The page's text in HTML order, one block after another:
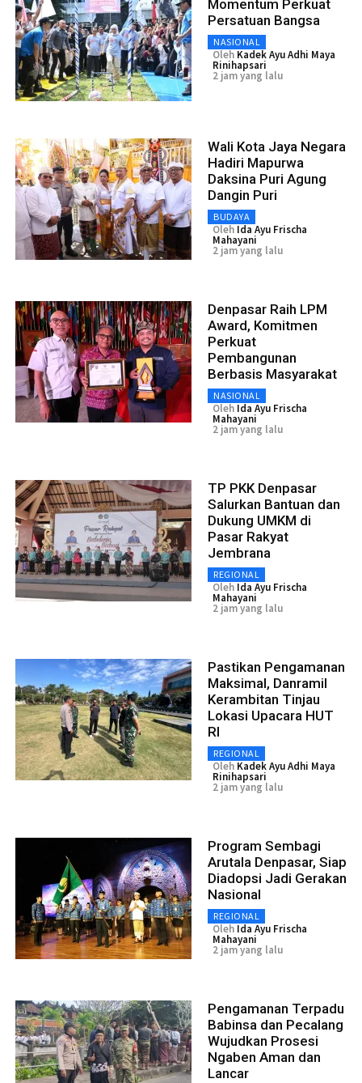
Momentum Perkuat
Persatuan Bangsa
NASIONAL
Oleh Kadek Ayu Adhi Maya
Rinihapsari
2 jam yang lalu
Wali Kota Jaya Negara
Hadiri Mapurwa
Daksina Puri Agung
Dangin Puri
BUDAYA
Oleh Ida Ayu Frischa
Mahayani
2 jam yang lalu
Denpasar Raih LPM
Award, Komitmen
Perkuat
Pembangunan
Berbasis Masyarakat
NASIONAL
Oleh Ida Ayu Frischa
Mahayani
2 jam yang lalu
TP PKK Denpasar
Salurkan Bantuan dan
Dukung UMKM di
Pasar Rakyat
Jembrana
REGIONAL
Oleh Ida Ayu Frischa
Mahayani
2 jam yang lalu
Pastikan Pengamanan
Maksimal, Danramil
Kerambitan Tinjau
Lokasi Upacara HUT
RI
REGIONAL
Oleh Kadek Ayu Adhi Maya
Rinihapsari
2 jam yang lalu
Program Sembagi
Arutala Denpasar, Siap
Diadopsi Jadi Gerakan
Nasional
REGIONAL
Oleh Ida Ayu Frischa
Mahayani
2 jam yang lalu
Pengamanan Terpadu
Babinsa dan Pecalang
Wujudkan Prosesi
Ngaben Aman dan
Lancar